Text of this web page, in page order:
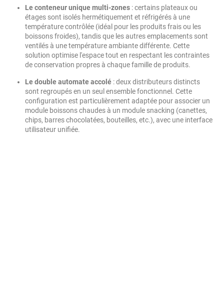
Le conteneur unique multi-zones : certains plateaux ou
étages sont isolés hermétiquement et réfrigérés à une
température contrôlée (idéal pour les produits frais ou les
boissons froides), tandis que les autres emplacements sont
ventilés à une température ambiante différente. Cette
solution optimise l'espace tout en respectant les contraintes
de conservation propres à chaque famille de produits.
Le double automate accolé : deux distributeurs distincts
sont regroupés en un seul ensemble fonctionnel. Cette
configuration est particulièrement adaptée pour associer un
module boissons chaudes à un module snacking (canettes,
chips, barres chocolatées, bouteilles, etc.), avec une interface
utilisateur unifiée.